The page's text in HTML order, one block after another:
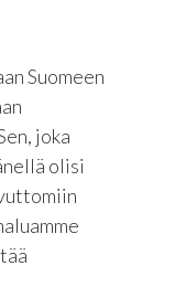
Suomeen
joka
olisi